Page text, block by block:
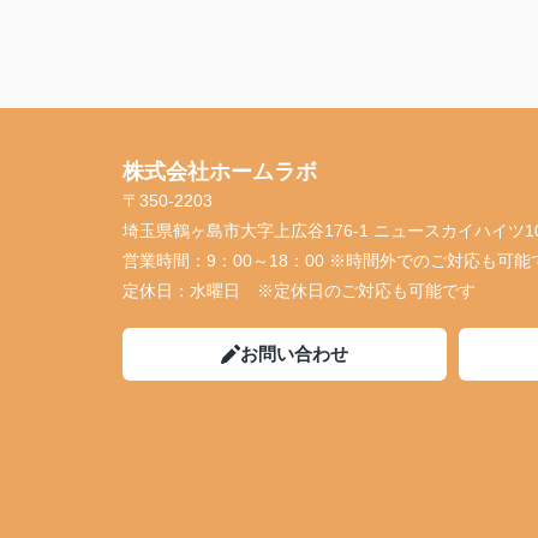
株式会社ホームラボ
〒350-2203
埼玉県鶴ヶ島市大字上広谷176-1 ニュースカイハイツ
営業時間： 9：00～18：00 ※時間外でのご対応も可能
定休日： 水曜日 ※定休日のご対応も可能です
お問い合わせ